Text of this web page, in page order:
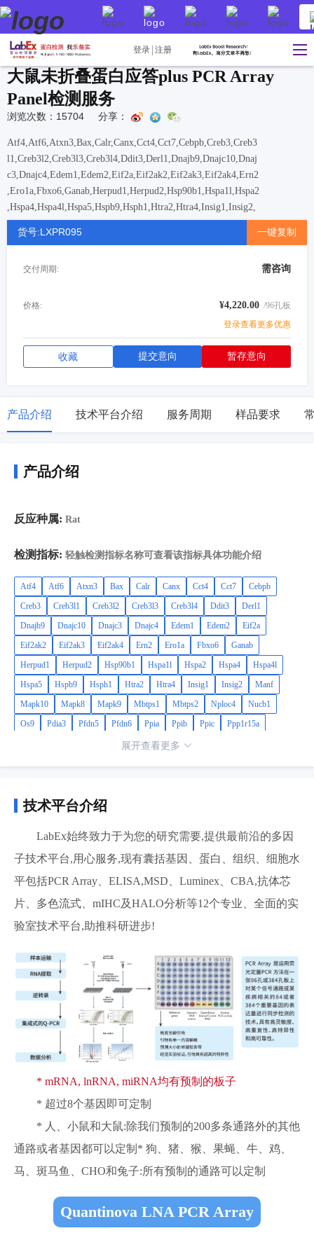
登录 注册
大鼠未折叠蛋白应答plus PCR Array
Panel检测服务
浏览次数：15704 分享：
Atf4,Atf6,Atxn3,Bax,Calr,Canx,Cct4,Cct7,Cebpb,Creb3,Creb3
l1,Creb3l2,Creb3l3,Creb3l4,Ddit3,Derl1,Dnajb9,Dnajc10,Dnaj
c3,Dnajc4,Edem1,Edem2,Eif2a,Eif2ak2,Eif2ak3,Eif2ak4,Ern2
,Ero1a,Fbxo6,Ganab,Herpud1,Herpud2,Hsp90b1,Hspa1l,Hspa2
,Hspa4,Hspa4l,Hspa5,Hspb9,Hsph1,Htra2,Htra4,Insig1,Insig2,
Manf,Mapk10,Mapk8,Mapk9,Mbtps1,Mbtps2,Nploc4,Nucb1,O
s9,Pdia3,Pfdn5,Pfdn6,Ppia,Ppib,Ppic,Ppp1r15a,Ppp1r15b,Prkc
ebf1,Srebf2,Syvn1,Tcp1,Tor1a,Ube2g2,Ube2j2,Ubxn4,Ufd1,U
货号:LXPR095 一键复制
交付周期: 需咨询
价格: ¥4,220.00 /96孔板
登录查看更多优惠
收藏 提交意向 暂存意向
产品介绍 技术平台介绍 服务周期 样品要求
产品介绍
反应种属: Rat
检测指标: 轻触检测指标名称可查看该指标具体功能介绍
Atf4 Atf6 Atxn3 Bax Calr Canx Cct4 Cct7
Cebpb
Creb3
Creb3l1 Creb3l2 Creb3l3 Creb3l4 Ddit3
Derl1
Dnajb9
Dnajc10 Dnajc3 Dnajc4 Edem1 Edem2
Eif2a
Eif2ak2
Eif2ak3 Eif2ak4 Ern2 Ero1a Fbxo6
Ganab
Herpud1
Herpud2 Hsp90b1 Hspa1l Hspa2 Hspa4
Hspa4l
Hspa5
Hspb9 Hsph1 Htra2 Htra4 Insig1 Insig2
Manf
Mapk10
Mapk8 Mapk9 Mbtps1 Mbtps2 Nploc4
Nucb1
Os9
Pdia3 Pfdn5 Pfdn6 Ppia Ppib Ppic
Ppp1r15a
Rnf139 Rpn1 Scap
展开查看更多
技术平台介绍
LabEx始终致力于为您的研究需要,提供最前沿的多因
子技术平台,用心服务,现有囊括基因、蛋白、组织、细胞水
平包括PCR Array、ELISA,MSD、Luminex、CBA,抗体芯
片、多色流式、mIHC及HALO分析等12个专业、全面的实
验室技术平台,助推科研进步!
* mRNA, lnRNA, miRNA均有预制的板子
* 超过8个基因即可定制
* 人、小鼠和大鼠:除我们预制的200多条通路外的其他
通路或者基因都可以定制* 狗、猪、猴、果蝇、牛、鸡、
马、斑马鱼、CHO和兔子:所有预制的通路可以定制
Quantinova LNA PCR Array